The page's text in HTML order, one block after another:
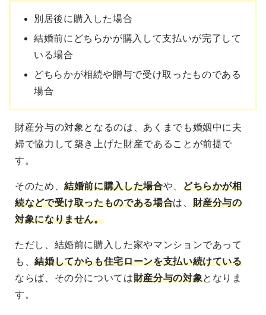
別居後に購入した場合
結婚前にどちらかが購入して支払いが完了して
いる場合
どちらかが相続や贈与で受け取ったものである
場合
財産分与の対象となるのは、あくまでも婚姻中に夫
婦で協力して築き上げた財産であることが前提で
す。
そのため、結婚前に購入した場合や、 どちらかが相
続などで受け取ったものである場合は、 財産分与の
対象になりません。
ただし、結婚前に購入した家やマンションであって
も、結婚してからも住宅ローンを支払い続けている
ならば、その分については財産分与の対象となりま
す。